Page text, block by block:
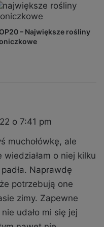
– Największe rośliny
o 7:41 pm
muchołówkę, ale
wiedziałam o niej kilku
Naprawdę
potrzebują one
zimy. Zapewne
udało mi się jej